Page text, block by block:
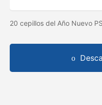
20 cepillos del Año Nuevo